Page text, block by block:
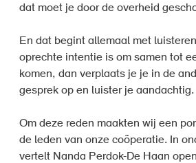
dat moet je door de overheid
En dat begint allemaal met
oprechte intentie is om samen tot
komen, dan verplaats je je in de
gesprek op en luister je aandachtig.
Om deze reden maakten wij een
de leden van onze coöperatie. In
vertelt Nanda Perdok-De Haan